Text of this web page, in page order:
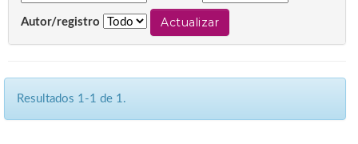
Autor/registro
Resultados 1-1 de 1.